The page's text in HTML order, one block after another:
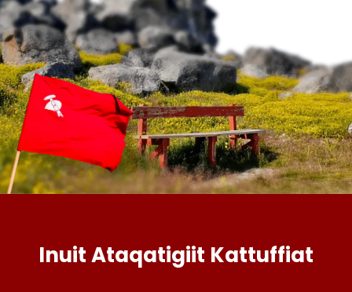
Inuit Ataqatigiit Kattuffiat